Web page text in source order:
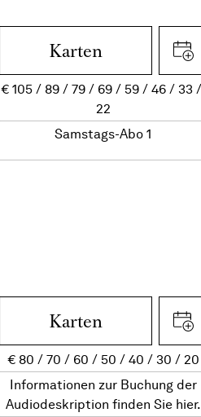
Karten
€105 89 79 69 59 46
33
22
Samstags-Abo 1
Karten
€ 80 70 60 50 40 30
20
Informationen zur Buchung der
Audiodeskription finden Sie hier.